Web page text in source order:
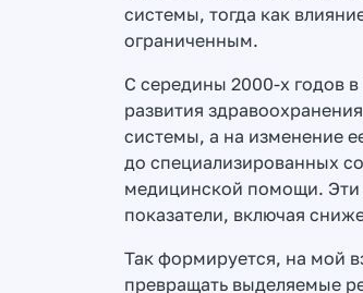
системы, тогда как
ограниченным.
С середины 2000-х годов
развития
системы, а на изменение
до специализированных
медицинской помощи. Эти
показатели, включая
Так формируется, на мой
превращать выделяемые